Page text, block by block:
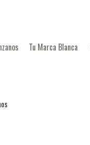
Tu Marca Blanca